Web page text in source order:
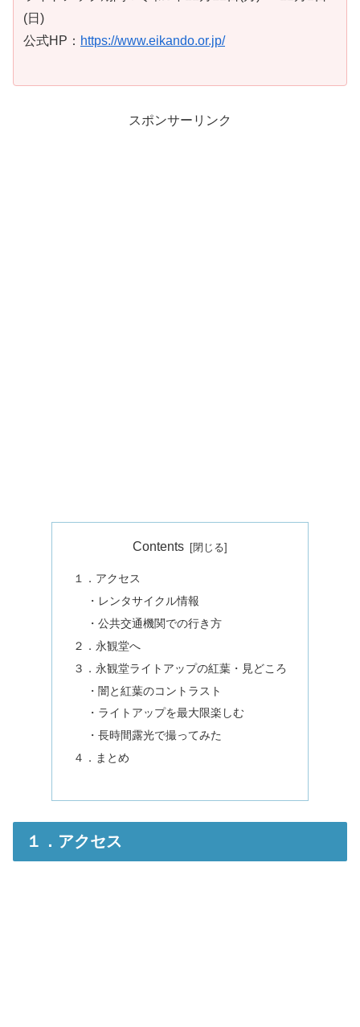
(日)
公式HP： https://www.eikando.or.jp/
スポンサーリンク
Contents
１．アクセス
・レンタサイクル情報
・公共交通機関での行き方
２．永観堂へ
３．永観堂ライトアップの紅葉・見どころ
・闇と紅葉のコントラスト
・ライトアップを最大限楽しむ
・長時間露光で撮ってみた
４．まとめ
１．アクセス